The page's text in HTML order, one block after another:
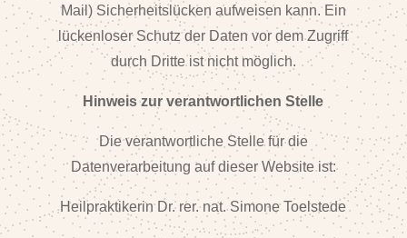
Mail) Sicherheitslücken aufweisen kann. Ein
lückenloser Schutz der Daten vor dem Zugriff
durch Dritte ist nicht möglich.
Hinweis zur verantwortlichen Stelle
Die verantwortliche Stelle für die
Datenverarbeitung auf dieser Website ist:
Heilpraktikerin Dr. rer. nat. Simone Toelstede